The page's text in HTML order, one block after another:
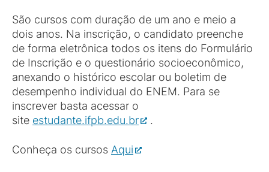
São cursos com duração de um ano e meio a
dois anos. Na inscrição, o candidato preenche
de forma eletrônica todos os itens do Formulário
de Inscrição e o questionário socioeconômico,
anexando o histórico escolar ou boletim de
desempenho individual do ENEM. Para se
inscrever basta acessar o
site estudante.ifpb.edu.br .
Conheça os cursos Aqui